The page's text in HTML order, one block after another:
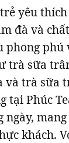
yêu
đà và
phong
trà sữa
và trà sữa
tại Phúc
ngày,
khách.